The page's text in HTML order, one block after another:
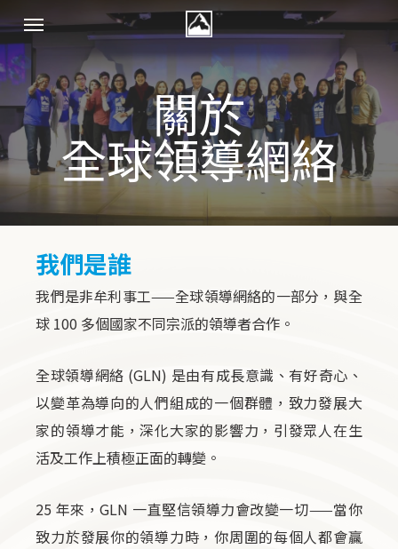
to
main
content
Menu
關於
全球領導網絡
我們是誰
我們是非牟利事工——全球領導網絡的一部分，與全
球 100 多個國家不同宗派的領導者合作。
全球領導網絡 (GLN) 是由有成長意識、有好奇心、
以變革為導向的人們組成的一個群體，致力發展大
家的領導才能，深化大家的影響力，引發眾人在生
活及工作上積極正面的轉變。
25 年來，GLN 一直堅信領導力會改變一切——當你
致力於發展你的領導力時，你周圍的每個人都會贏